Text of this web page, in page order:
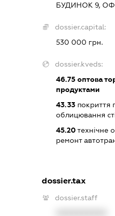
БУДИНОК 9,
dossier.capital:
530 000 грн.
dossier.kveds:
46.75оптова
продуктами
43.33покриття
облицювання
45.20технічне
ремонт
dossier.tax
dossier.staff